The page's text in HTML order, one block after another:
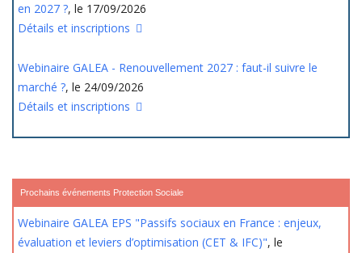
en 2027 ?, le 17/09/2026
Détails et inscriptions
Webinaire GALEA - Renouvellement 2027 : faut-il suivre le
marché ?, le 24/09/2026
Détails et inscriptions
Prochains événements Protection Sociale
Webinaire GALEA EPS "Passifs sociaux en France : enjeux,
évaluation et leviers d’optimisation (CET & IFC)", le